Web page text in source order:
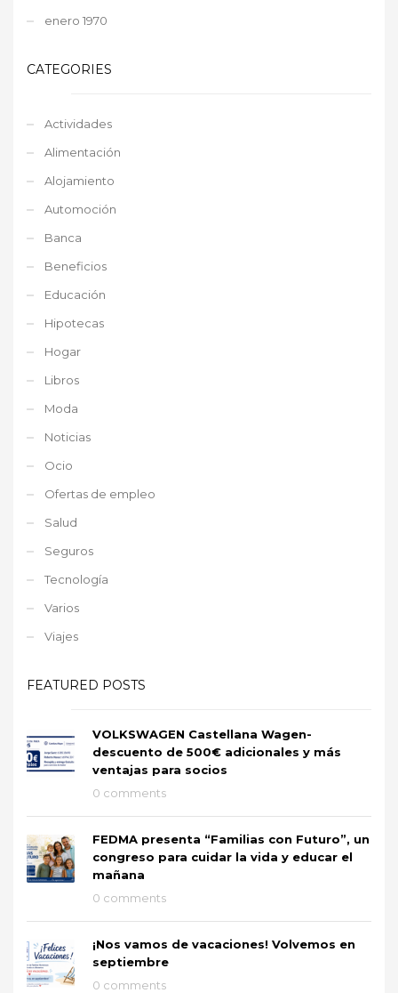
enero 1970
CATEGORIES
Actividades
Alimentación
Alojamiento
Automoción
Banca
Beneficios
Educación
Hipotecas
Hogar
Libros
Moda
Noticias
Ocio
Ofertas de empleo
Salud
Seguros
Tecnología
Varios
Viajes
FEATURED POSTS
VOLKSWAGEN Castellana Wagen-
descuento de 500€ adicionales y más
ventajas para socios
0 comments
FEDMA presenta “Familias con Futuro”, un
congreso para cuidar la vida y educar el
mañana
0 comments
¡Nos vamos de vacaciones! Volvemos en
septiembre
0 comments